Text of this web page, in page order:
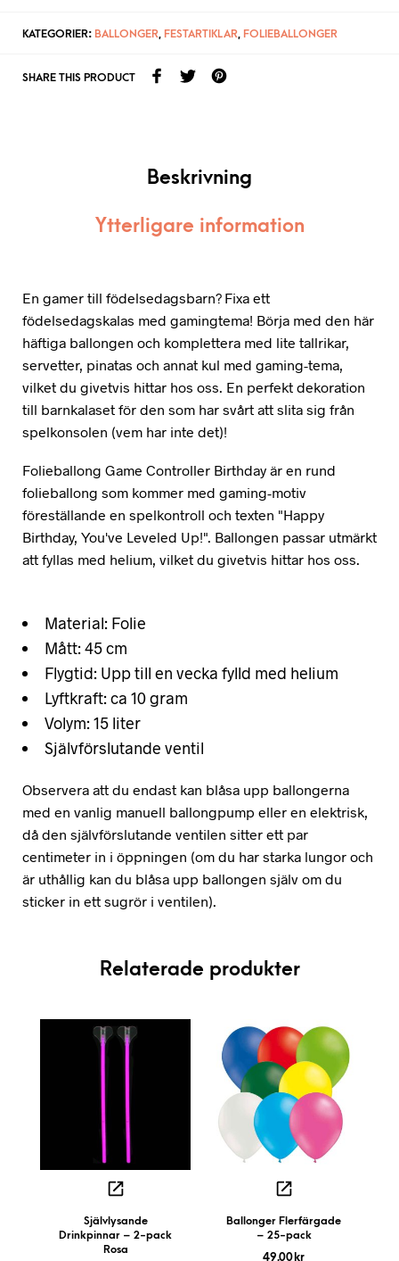
KATEGORIER: BALLONGER, FESTARTIKLAR, FOLIEBALLONGER
SHARE THIS PRODUCT
Beskrivning
Ytterligare information
En gamer till födelsedagsbarn? Fixa ett
födelsedagskalas med gamingtema! Börja med den här
häftiga ballongen och komplettera med lite tallrikar,
servetter, pinatas och annat kul med gaming-tema,
vilket du givetvis hittar hos oss. En perfekt dekoration
till barnkalaset för den som har svårt att slita sig från
spelkonsolen (vem har inte det)!
Folieballong Game Controller Birthday är en rund
folieballong som kommer med gaming-motiv
föreställande en spelkontroll och texten "Happy
Birthday, You've Leveled Up!". Ballongen passar utmärkt
att fyllas med helium, vilket du givetvis hittar hos oss.
Material: Folie
Mått: 45 cm
Flygtid: Upp till en vecka fylld med helium
Lyftkraft: ca 10 gram
Volym: 15 liter
Självförslutande ventil
Observera att du endast kan blåsa upp ballongerna
med en vanlig manuell ballongpump eller en elektrisk,
då den självförslutande ventilen sitter ett par
centimeter in i öppningen (om du har starka lungor och
är uthållig kan du blåsa upp ballongen själv om du
sticker in ett sugrör i ventilen).
Relaterade produkter
Självlysande
Drinkpinnar – 2-pack
Rosa
Ballonger Flerfärgade
– 25-pack
49,00 kr